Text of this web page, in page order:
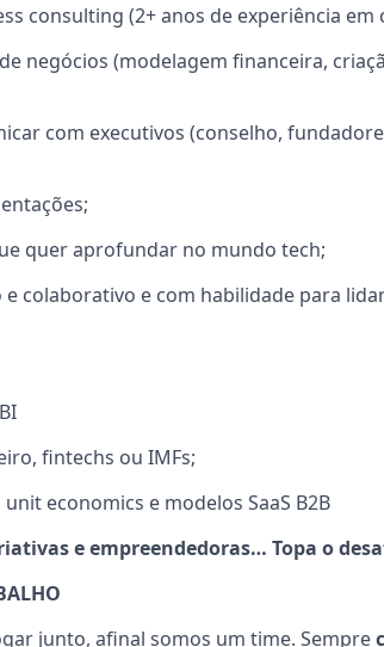
consulting (2+ anos de experiência em
negócios (modelagem financeira,
com executivos (conselho,
quer aprofundar no mundo tech;
colaborativo e com habilidade para
fintechs ou IMFs;
economics e modelos SaaS B2B
e empreendedoras… Topa o
junto, afinal somos um time. Sempre